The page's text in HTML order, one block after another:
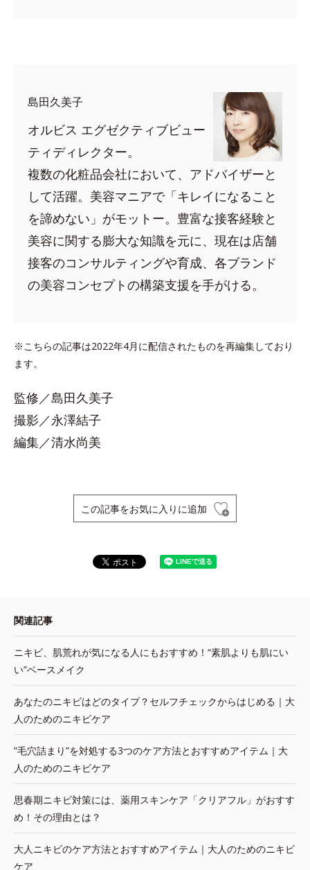
島田久美子
オルビス エグゼクティブビュー
ティディレクター。
複数の化粧品会社において、アドバイザーと
して活躍。美容マニアで「キレイになること
を諦めない」がモットー。豊富な接客経験と
美容に関する膨大な知識を元に、現在は店舗
接客のコンサルティングや育成、各ブランド
の美容コンセプトの構築支援を手がける。
※こちらの記事は2022年4月に配信されたものを再編集しており
ます。
監修／島田久美子
撮影／永澤結子
編集／清水尚美
この記事をお気に入りに追加
関連記事
ニキビ、肌荒れが気になる人にもおすすめ！“素肌よりも肌にい
い”ベースメイク
あなたのニキビはどのタイプ？セルフチェックからはじめる｜大
人のためのニキビケア
”毛穴詰まり”を対処する3つのケア方法とおすすめアイテム｜大
人のためのニキビケア
思春期ニキビ対策には、薬用スキンケア「クリアフル」がおすす
め！その理由とは？
大人ニキビのケア方法とおすすめアイテム｜大人のためのニキビ
ケア